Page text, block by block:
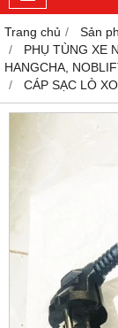
Trang chủ Sản
PHỤ TÙNG XE
HANGCHA,
CÁP SẠC LÒ